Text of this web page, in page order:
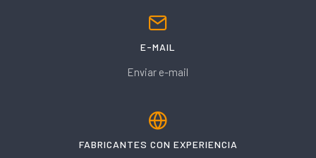
E-MAIL
Enviar e-mail
FABRICANTES CON EXPERIENCIA